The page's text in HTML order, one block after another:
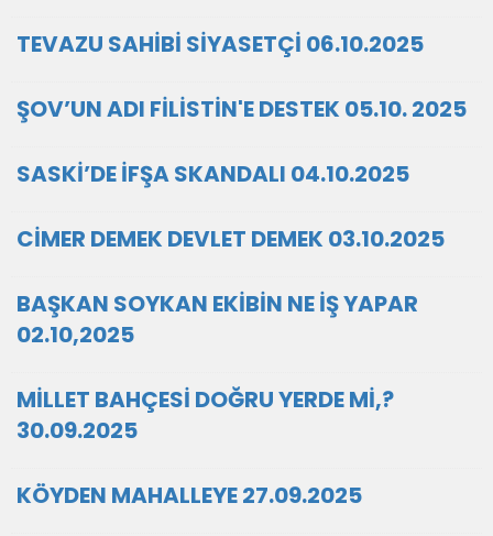
TEVAZU SAHİBİ SİYASETÇİ 06.10.2025
ŞOV’UN ADI FİLİSTİN'E DESTEK 05.10. 2025
SASKİ’DE İFŞA SKANDALI 04.10.2025
CİMER DEMEK DEVLET DEMEK 03.10.2025
BAŞKAN SOYKAN EKİBİN NE İŞ YAPAR
02.10,2025
MİLLET BAHÇESİ DOĞRU YERDE Mİ,?
30.09.2025
KÖYDEN MAHALLEYE 27.09.2025